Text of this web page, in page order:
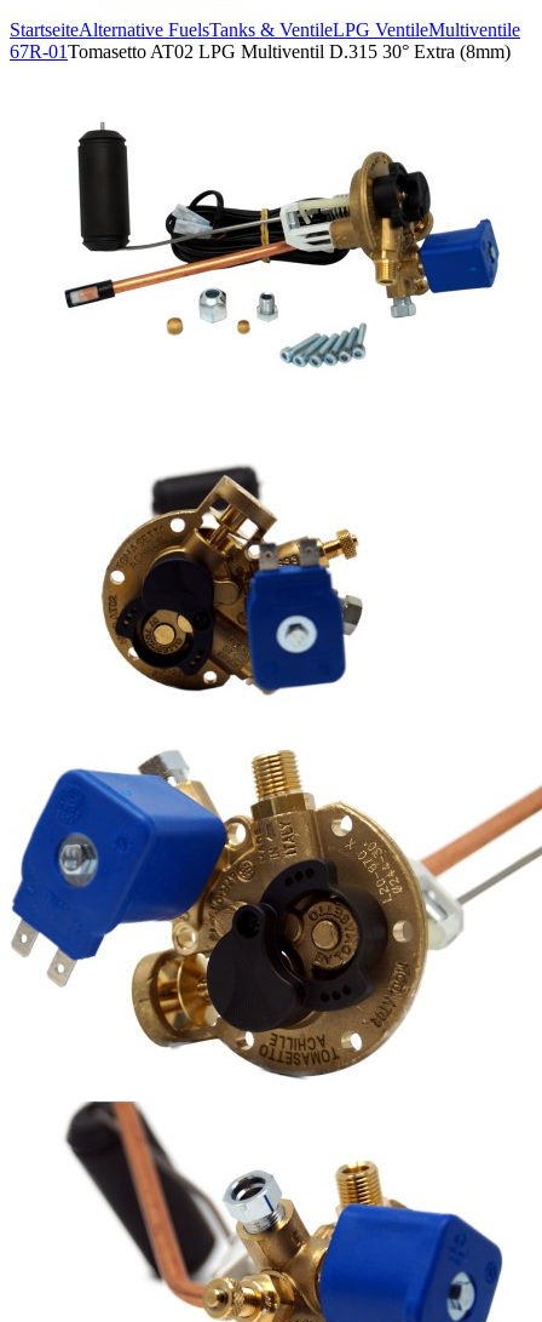
StartseiteAlternative FuelsTanks & VentileLPG VentileMultiventile
67R-01Tomasetto AT02 LPG Multiventil D.315 30° Extra (8mm)